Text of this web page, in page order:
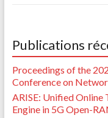
Publications
Proceedings of the
Conference on
ARISE: Unified Online
Engine in 5G Open-